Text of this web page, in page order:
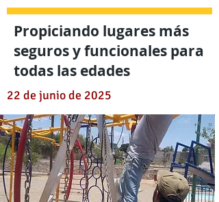
Propiciando lugares más
seguros y funcionales para
todas las edades
22 de junio de 2025